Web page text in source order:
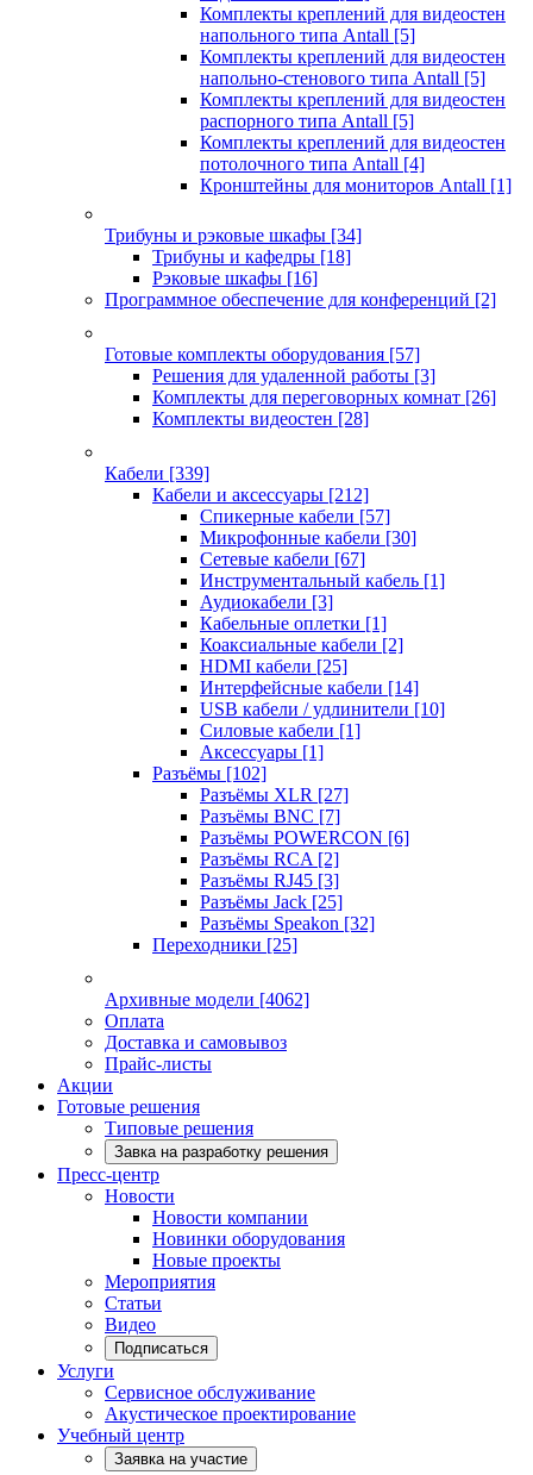
Комплекты креплений для видеостен
напольного типа Antall [5]
Комплекты креплений для видеостен
напольно-стенового типа Antall [5]
Комплекты креплений для видеостен
распорного типа Antall [5]
Комплекты креплений для видеостен
потолочного типа Antall [4]
Кронштейны для мониторов Antall [1]
Трибуны и рэковые шкафы [34]
Трибуны и кафедры [18]
Рэковые шкафы [16]
Программное обеспечение для конференций [2]
Готовые комплекты оборудования [57]
Решения для удаленной работы [3]
Комплекты для переговорных комнат [26]
Комплекты видеостен [28]
Кабели [339]
Кабели и аксессуары [212]
Спикерные кабели [57]
Микрофонные кабели [30]
Сетевые кабели [67]
Инструментальный кабель [1]
Аудиокабели [3]
Кабельные оплетки [1]
Коаксиальные кабели [2]
HDMI кабели [25]
Интерфейсные кабели [14]
USB кабели / удлинители [10]
Силовые кабели [1]
Аксессуары [1]
Разъёмы [102]
Разъёмы XLR [27]
Разъёмы BNC [7]
Разъёмы POWERCON [6]
Разъёмы RCA [2]
Разъёмы RJ45 [3]
Разъёмы Jack [25]
Разъёмы Speakon [32]
Переходники [25]
Архивные модели [4062]
Оплата
Доставка и самовывоз
Прайс-листы
Акции
Готовые решения
Типовые решения
Завка на разработку решения
Пресс-центр
Новости
Новости компании
Новинки оборудования
Новые проекты
Мероприятия
Статьи
Видео
Подписаться
Услуги
Сервисное обслуживание
Акустическое проектирование
Учебный центр
Заявка на участие